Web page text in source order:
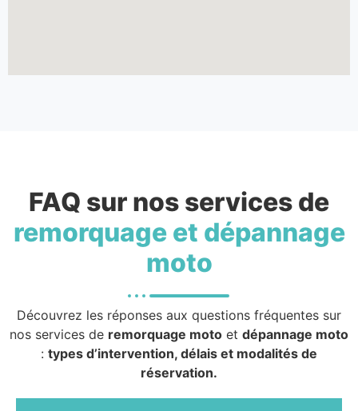
FAQ sur nos services de
remorquage et dépannage
moto
Découvrez les réponses aux questions fréquentes sur
nos services de remorquage moto et dépannage moto
: types d’intervention, délais et modalités de
réservation.